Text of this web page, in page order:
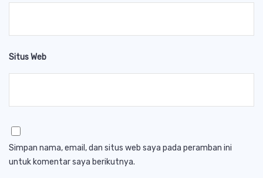
Situs Web
Simpan nama, email, dan situs web saya pada peramban ini
untuk komentar saya berikutnya.